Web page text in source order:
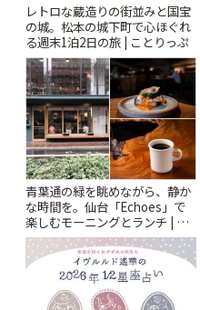
レトロな蔵造りの街並みと国宝
の城。松本の城下町で心ほぐれ
る週末1泊2日の旅 | ことりっぷ
青葉通の緑を眺めながら、静か
な時間を。仙台「Echoes」で
楽しむモーニングとランチ | こ
とりっぷ